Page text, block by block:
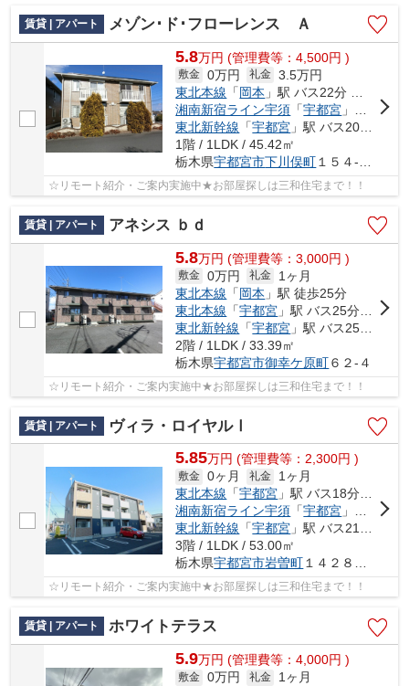
賃貸 | アパート メゾン･ド･フローレンス Ａ
5.8万円 (管理費等：4,500円 )
敷金 0万円 礼金 3.5万円
東北本線 「岡本 」駅 バス22分 「前原」 停歩6分
湘南新宿ライン宇須 「宇都宮 」駅 バス20分 「前原（栃木県）」 停歩8分
東北新幹線 「宇都宮 」駅 バス20分 「前原（栃木県）」 停歩8分
1階 / 1LDK / 45.42㎡
栃木県宇都宮市下川俣町 １５４-１３
☆リモート紹介・ご案内実施中★お部屋探しは三和住宅まで！！
賃貸 | アパート アネシス ｂｄ
5.8万円 (管理費等：3,000円 )
敷金 0万円 礼金
1ヶ月
東北本線 「岡本 」駅 徒歩25分
東北本線 「宇都宮 」駅 バス25分 「御幸ケ原」 停歩3分
東北新幹線 「宇都宮 」駅 バス25分 「御幸ケ原」 停歩3分
2階 / 1LDK / 33.39㎡
栃木県宇都宮市御幸ケ原町６２-４
☆リモート紹介・ご案内実施中★お部屋探しは三和住宅まで！！
賃貸 | アパート ヴィラ・ロイヤルⅠ
5.85万円 (管理費等：2,300円 )
敷金 0ヶ月 礼金
1ヶ月
東北本線 「宇都宮 」駅 バス18分 「堀切」 停歩3分
湘南新宿ライン宇須 「宇都宮 」駅 バス21分 「堀切（栃木県）」 停歩5分
東北新幹線 「宇都宮 」駅 バス21分 「堀切（栃木県）」 停歩5分
3階 / 1LDK / 53.00㎡
栃木県宇都宮市岩曽町１４２８－１６
☆リモート紹介・ご案内実施中★お部屋探しは三和住宅まで！！
賃貸 | アパート ホワイトテラス
5.9万円 (管理費等：4,000円 )
敷金 0万円 礼金
1ヶ月